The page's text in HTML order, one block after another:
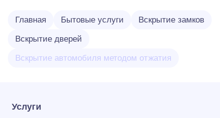
Главная Бытовые услуги Вскрытие замков
Вскрытие дверей
Вскрытие автомобиля методом отжатия
Услуги